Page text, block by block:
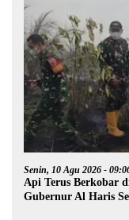
Senin, 10 Agu 2026 -
Api Terus Berkobar
Gubernur Al Haris